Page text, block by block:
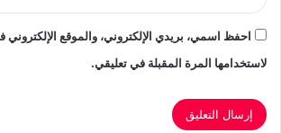
احفظ اسمي، بريدي الإلكتروني، والموقع
لاستخدامها المرة المقبلة في تعليقي.